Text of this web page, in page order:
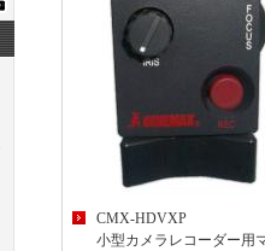
CMX-HDVXP
小型カメラレコーダー用